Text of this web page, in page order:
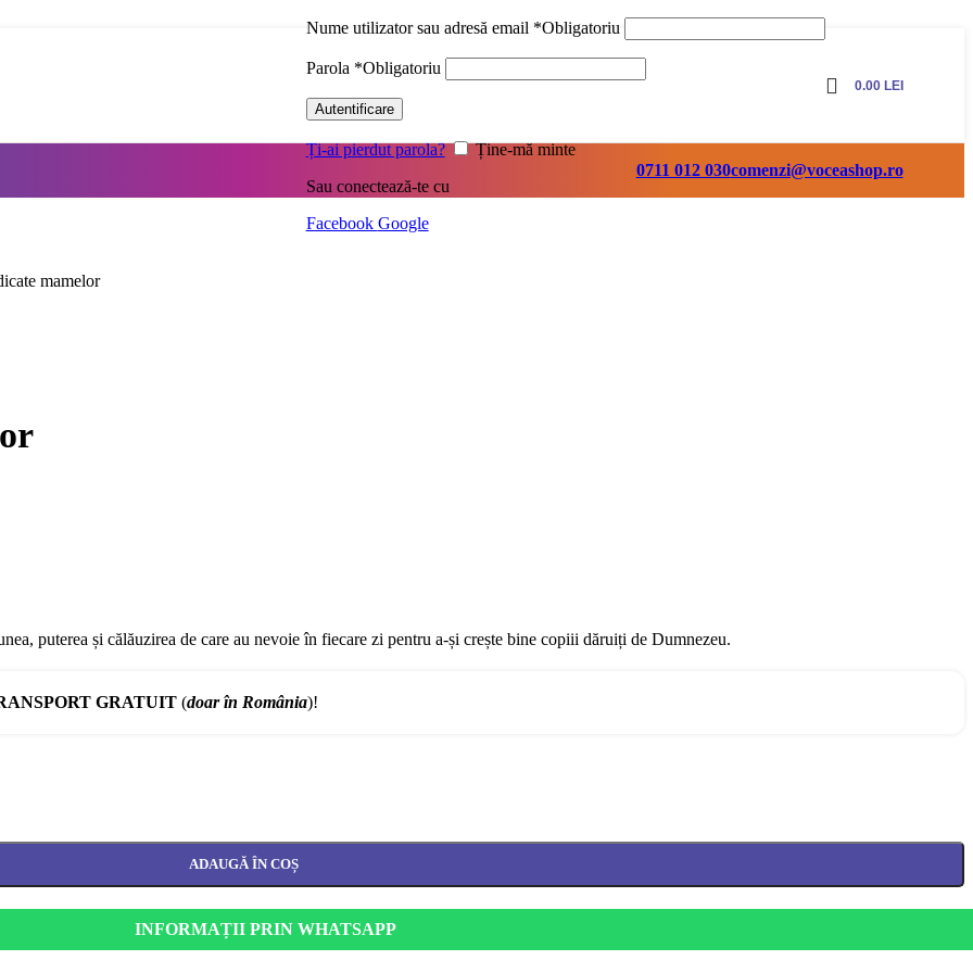
Nume utilizator sau adresă email *Obligatoriu
Parola *Obligatoriu
Autentificare
Ți-ai pierdut parola?
Ține-mă minte
Sau conectează-te cu
Facebook Google
0.00 LEI
0711 012 030comenzi@voceashop.ro
mamelor
puterea și călăuzirea de care au nevoie în fiecare zi pentru a-și crește bine copiii dăruiți de Dumnezeu.
GRATUIT (doar în România)!
ADAUGĂ ÎN COȘ
INFORMAȚII PRIN WHATSAPP